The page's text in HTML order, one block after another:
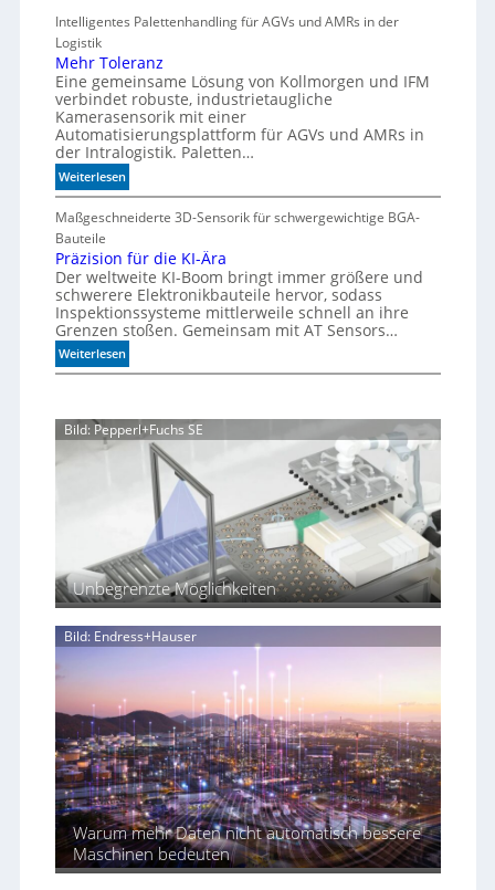
ä
e
d
e
h
n
g
n
v
r
a
b
l
S
t
u
e
r
u
n
g
s
p
e
e
d
i
m
A
q
a
r
i
u
m
Intelligentes Palettenhandling für AGVs und AMRs in der
Logistik
Mehr Toleranz
Eine gemeinsame Lösung von Kollmorgen und IFM
verbindet robuste, industrietaugliche
Kamerasensorik mit einer
Automatisierungsplattform für AGVs und AMRs in
der Intralogistik. Paletten…
Weiterlesen:
M
e
r
T
o
l
e
r
a
Maßgeschneiderte 3D-Sensorik für schwergewichtige BGA-
Bauteile
Präzision für die KI-Ära
Der weltweite KI-Boom bringt immer größere und
schwerere Elektronikbauteile hervor, sodass
Inspektionssysteme mittlerweile schnell an ihre
Grenzen stoßen. Gemeinsam mit AT Sensors…
Weiterlesen:
P
z
f
ü
r
d
i
e
-
Ä
r
a
Bild: Pepperl+Fuchs SE
Unbegrenzte Möglichkeiten
Bild: Endress+Hauser
Warum mehr Daten nicht automatisch bessere
Maschinen bedeuten